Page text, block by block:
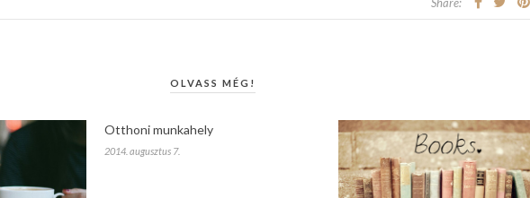
Share:
OLVASS MÉG!
Otthoni munkahely
2014. augusztus 7.